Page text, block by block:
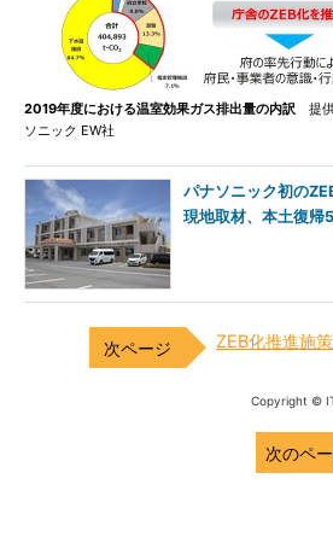
2019年度における温室効果ガス排出量の内訳 提
ソニック EW社
パナソニック初の
現地取材、本土復帰
ZEB化推進施
Copyright ©
次のペ